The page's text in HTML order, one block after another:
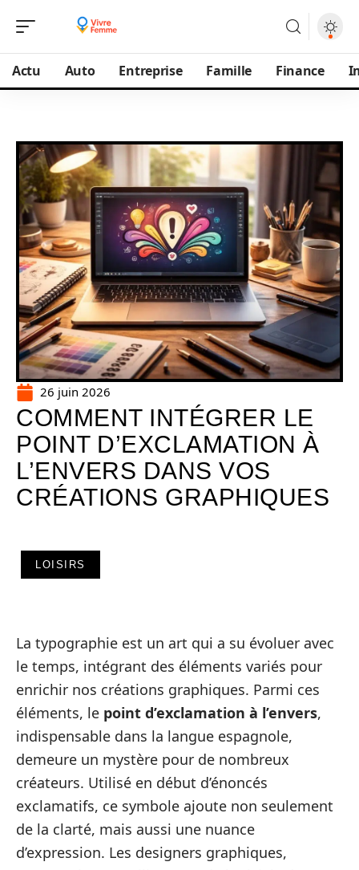
Actu Auto Entreprise Famille Finance
26 juin 2026
COMMENT INTÉGRER LE
POINT D’EXCLAMATION À
L’ENVERS DANS VOS
CRÉATIONS GRAPHIQUES
LOISIRS
La typographie est un art qui a su évoluer avec
le temps, intégrant des éléments variés pour
enrichir nos créations graphiques. Parmi ces
éléments, le point d’exclamation à l’envers,
indispensable dans la langue espagnole,
demeure un mystère pour de nombreux
créateurs. Utilisé en début d’énoncés
exclamatifs, ce symbole ajoute non seulement
de la clarté, mais aussi une nuance
d’expression. Les designers graphiques,